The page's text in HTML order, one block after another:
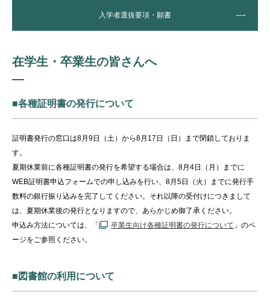
入学者選抜要項・願書
在学生・卒業生の皆さんへ
■各種証明書の発行について
証明書発行の窓口は8月9日（土）から8月17日（日）まで閉鎖しておりま
す。
夏期休業前に各種証明書の発行を希望する場合は、8月4日（月）までに
WEB証明書申込フォームでの申し込みを行い、8月5日（火）までに発行手
数料の銀行振り込みを完了してください。それ以降の受付けにつきまして
は、夏期休業後の発行となりますので、あらかじめ御了承ください。
申込み方法については、「
卒業生向け各種証明書の発行について 」のペ
ージをご参照ください。
■図書館の利用について